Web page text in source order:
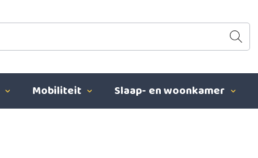
Mobiliteit Slaap- en woonkamer